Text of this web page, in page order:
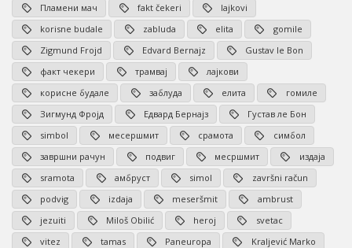
Пламени мач
fakt čekeri
lajkovi
korisne budale
zabluda elita
gomile
Zigmund Frojd
Edvard Bernajz
Gustav le Bon
факт чекери
трамвај
лајкови
корисне будале
заблуда елита
гомиле
Зигмунд Фројд
Едвард Бернајз
Густав ле Бон
simbol
месершмит срамота
симбол
завршни рачун
подвиг месршмит
издаја
sramota
амбруст simol
završni račun
podvig
izdaja meseršmit
ambrust
jezuiti
Miloš Obilić heroj
svetac
vitez
tamas Paneuropa
Kraljević Marko